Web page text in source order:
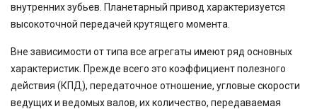
внутренних зубьев. Планетарный привод характеризуется
высокоточной передачей крутящего момента.
Вне зависимости от типа все агрегаты имеют ряд основных
характеристик. Прежде всего это коэффициент полезного
действия (КПД), передаточное отношение, угловые скорости
ведущих и ведомых валов, их количество, передаваемая